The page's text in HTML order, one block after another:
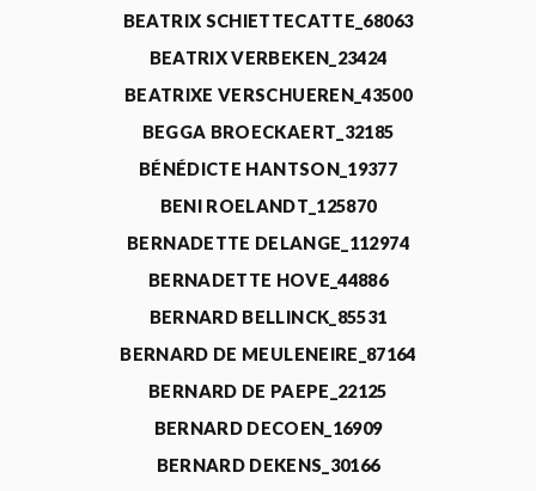
BEATRIX SCHIETTECATTE_68063
BEATRIX VERBEKEN_23424
BEATRIXE VERSCHUEREN_43500
BEGGA BROECKAERT_32185
BÉNÉDICTE HANTSON_19377
BENI ROELANDT_125870
BERNADETTE DELANGE_112974
BERNADETTE HOVE_44886
BERNARD BELLINCK_85531
BERNARD DE MEULENEIRE_87164
BERNARD DE PAEPE_22125
BERNARD DECOEN_16909
BERNARD DEKENS_30166